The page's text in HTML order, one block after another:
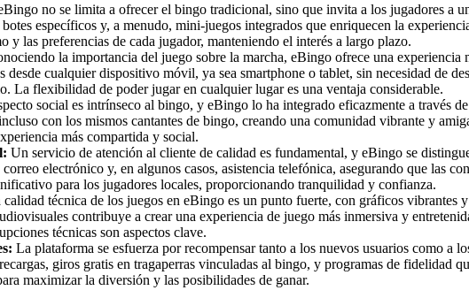
no se limita a ofrecer el bingo tradicional, sino que invita a los jugadores a
específicos y, a menudo, mini-juegos integrados que enriquecen la
y las preferencias de cada jugador, manteniendo el interés a largo plazo.
la importancia del juego sobre la marcha, eBingo ofrece una
desde cualquier dispositivo móvil, ya sea smartphone o tablet, sin necesidad de
La flexibilidad de poder jugar en cualquier lugar es una ventaja considerable.
social es intrínseco al bingo, y eBingo lo ha integrado eficazmente a través
con los mismos cantantes de bingo, creando una comunidad vibrante y
más compartida y social.
Un servicio de atención al cliente de calidad es fundamental, y eBingo se
electrónico y, en algunos casos, asistencia telefónica, asegurando que las
para los jugadores locales, proporcionando tranquilidad y confianza.
calidad técnica de los juegos en eBingo es un punto fuerte, con gráficos vibrantes
contribuye a crear una experiencia de juego más inmersiva y
técnicas son aspectos clave.
La plataforma se esfuerza por recompensar tanto a los nuevos usuarios como a
giros gratis en tragaperras vinculadas al bingo, y programas de fidelidad
maximizar la diversión y las posibilidades de ganar.